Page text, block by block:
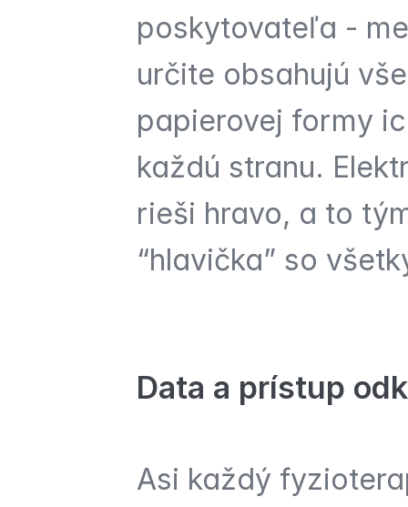
poskytovateľa -
určite obsahujú
papierovej formy
každú stranu.
rieši hravo, a to
“hlavička” so
Data a prístup
Asi každý